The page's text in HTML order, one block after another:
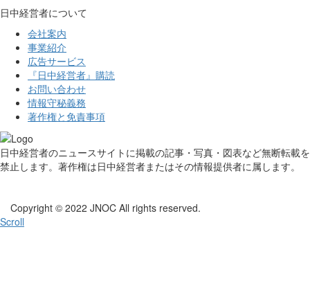
日中経営者について
会社案内
事業紹介
広告サービス
『日中経営者』購読
お問い合わせ
情報守秘義務
著作権と免責事項
日中経営者のニュースサイトに掲載の記事・写真・図表など無断転載を
禁止します。著作権は日中経営者またはその情報提供者に属します。
Copyright © 2022 JNOC All rights reserved.
Scroll